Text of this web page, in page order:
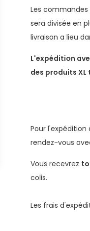
Les commandes
sera divisée en
livraison a lieu
L'expédition
des produits
Pour
rendez-vous
Vous recevrez
colis.
Les frais